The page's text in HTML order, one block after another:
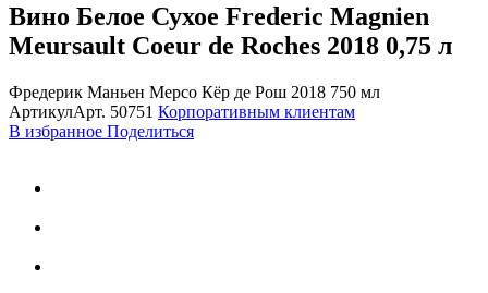
Вино Белое Сухое Frederic Magnien
Meursault Coeur de Roches 2018 0,75 л
Фредерик Маньен Мерсо Кёр де Рош 2018 750 мл
АртикулАрт. 50751 Корпоративным клиентам
В избранное Поделиться